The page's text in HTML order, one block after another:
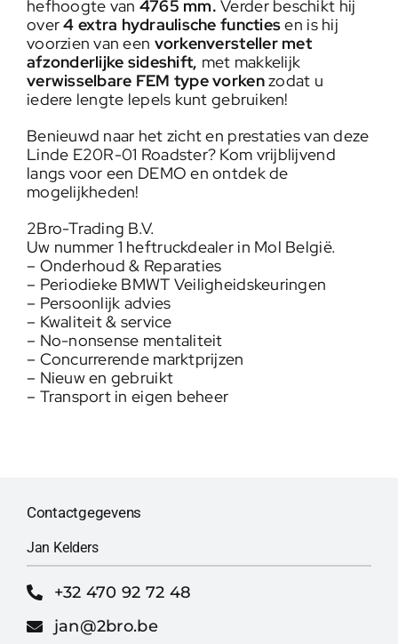
hefhoogte van 4765 mm. Verder beschikt hij
over4 extra hydraulische functiesen is hij
voorzien van een vorkenversteller met
afzonderlijke sideshift, met makkelijk
verwisselbare FEM type vorkenzodat u
iedere lengte lepels kunt gebruiken!
Benieuwd naar het zicht en prestaties van deze
Linde E20R-01 Roadster? Kom vrijblijvend
langs voor een DEMO en ontdek de
mogelijkheden!
2Bro-Trading B.V.
Uw nummer 1 heftruckdealer in Mol België.
– Onderhoud & Reparaties
– Periodieke BMWT Veiligheidskeuringen
– Persoonlijk advies
– Kwaliteit & service
– No-nonsense mentaliteit
– Concurrerende marktprijzen
– Nieuw en gebruikt
– Transport in eigen beheer
Contactgegevens
Jan Kelders
+32 470 92 72 48
jan@2bro.be